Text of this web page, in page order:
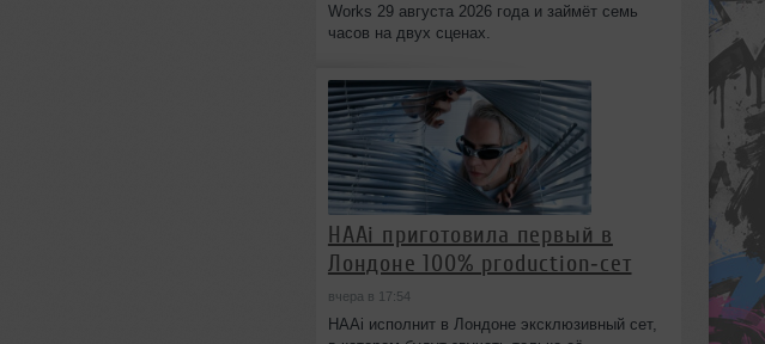
Works 29 августа 2026 года и займёт семь
часов на двух сценах.
HAAi приготовила первый в
Лондоне 100% production‑сет
вчера в 17:54
HAAi исполнит в Лондоне эксклюзивный сет,